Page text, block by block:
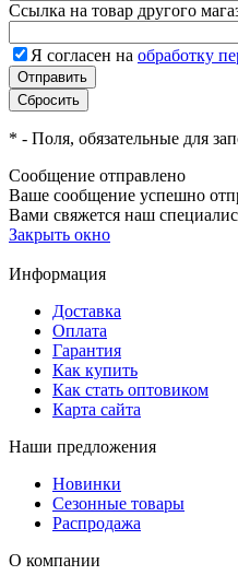
Ссылка на товар другого
Я согласен на обработку
* - Поля, обязательные для
Сообщение отправлено
Ваше сообщение успешно
Вами свяжется наш
Закрыть окно
Информация
Доставка
Оплата
Гарантия
Как купить
Как стать оптовиком
Карта сайта
Наши предложения
Новинки
Сезонные товары
Распродажа
О компании